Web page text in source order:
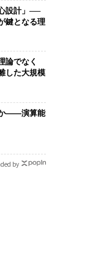
設計」──
鍵となる理
論でなく
した大規模
か――演算能
by